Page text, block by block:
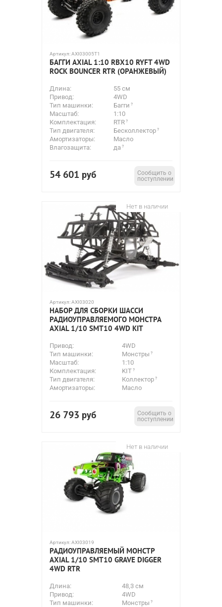
Артикул:AXI03005T1
БАГГИ AXIAL 1:10 RBX10 RYFT 4WD
ROCK BOUNCER RTR (ОРАНЖЕВЫЙ)
Длина:
55 см
Привод:
4WD
Тип машинки:
Багги
Масштаб:
1:10
Комплектация:
RTR
Тип двигателя:
Бесколлектор
Амортизаторы:
Масло
Влагозащита:
да
54 601 руб
Сообщить о
поступлении
Нет в наличии
Артикул:AXI03020
НАБОР ДЛЯ СБОРКИ ШАССИ
РАДИОУПРАВЛЯЕМОГО МОНСТРА
AXIAL 1/10 SMT10 4WD KIT
Привод:
4WD
Тип машинки:
Монстры
Масштаб:
1:10
Комплектация:
KIT
Тип двигателя:
Коллектор
Амортизаторы:
Масло
26 793 руб
Сообщить о
поступлении
Нет в наличии
Артикул:AXI03019
РАДИОУПРАВЛЯЕМЫЙ МОНСТР
AXIAL 1/10 SMT10 GRAVE DIGGER
4WD RTR
Длина:
48,3 см
Привод:
4WD
Тип машинки:
Монстры